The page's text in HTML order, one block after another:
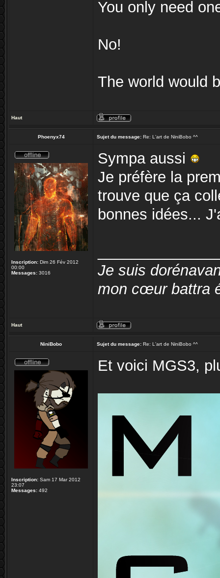
You only need
No!
The world would
Haut
Phoenyx74 Sujet du message: Re: L'art de NiniBobo ^^
Inscription: Dim 26 Fév 2012
00:00
Messages: 3016
Sympa aussi
Je préfère la
trouve que ça
bonnes idées...
Je suis
mon cœur battra
Haut
NiniBobo Sujet du message: Re: L'art de NiniBobo ^^
Inscription: Sam 17 Mar 2012
23:07
Messages: 492
Et voici MGS3,